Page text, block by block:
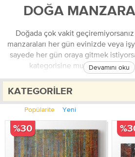
DOĞA
Doğada çok vakit
manzaraları her gün evinizde veya
sayede her gün oraya gitmek
kategorisine mutlaka göz
manzaralarından, masmavi
tepelerden, durgun ve sessiz
manzaraları kategorisinde
Devamını oku
KATEGORILER
Popülarite Yeni
%30